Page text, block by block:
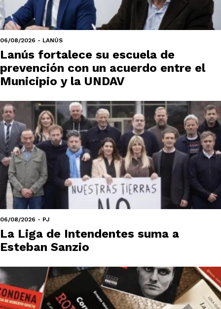
06/08/2026 - LANÚS
Lanús fortalece su escuela de
prevención con un acuerdo entre el
Municipio y la UNDAV
06/08/2026 - PJ
La Liga de Intendentes suma a
Esteban Sanzio